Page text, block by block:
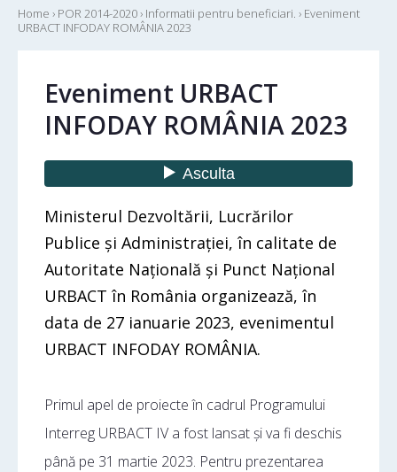
Home › POR 2014-2020› Informatii pentru beneficiari. › Eveniment
URBACT INFODAY ROMÂNIA 2023
Eveniment URBACT
INFODAY ROMÂNIA 2023
Ministerul Dezvoltării, Lucrărilor
Publice și Administrației, în calitate de
Autoritate Națională și Punct Național
URBACT în România organizează, în
data de 27 ianuarie 2023, evenimentul
URBACT INFODAY ROMÂNIA.
Primul apel de proiecte în cadrul Programului
Interreg URBACT IV a fost lansat și va fi deschis
până pe 31 martie 2023. Pentru prezentarea